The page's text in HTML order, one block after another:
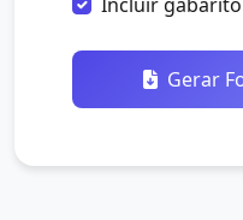
Gerar